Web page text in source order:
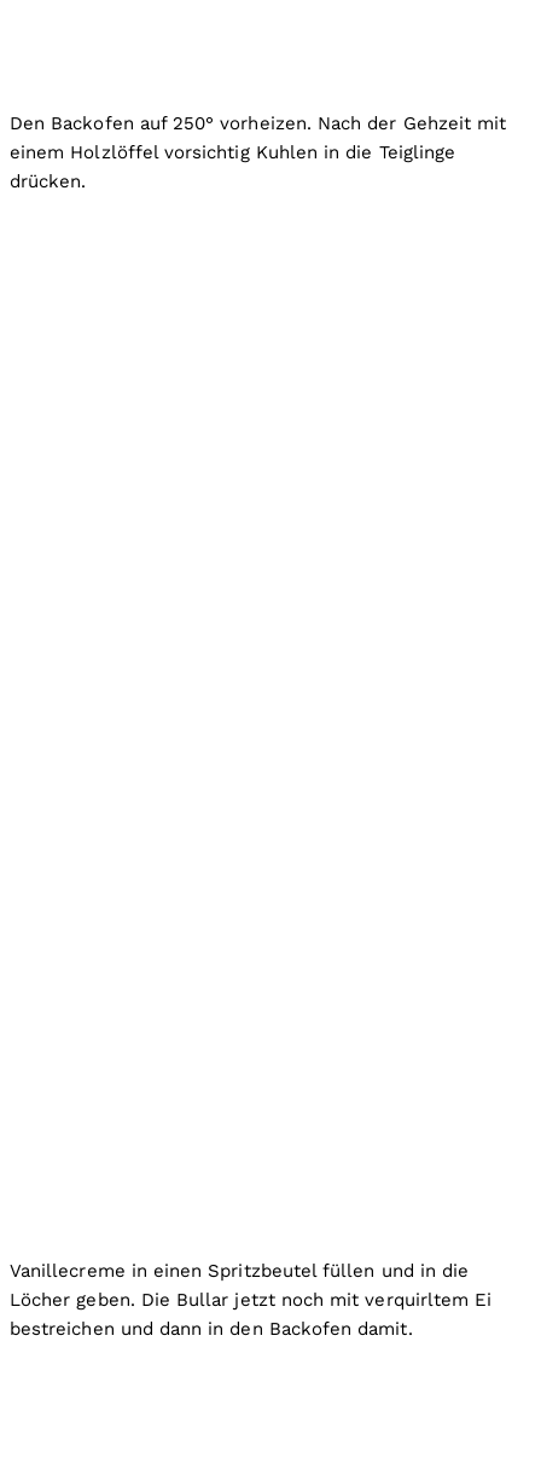
Den Backofen auf 250° vorheizen. Nach der Gehzeit mit
einem Holzlöffel vorsichtig Kuhlen in die Teiglinge
drücken.
Vanillecreme in einen Spritzbeutel füllen und in die
Löcher geben. Die Bullar jetzt noch mit verquirltem Ei
bestreichen und dann in den Backofen damit.